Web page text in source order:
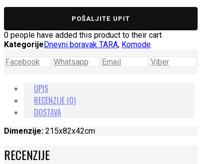
POŠALJITE UPIT
0 people have added this product to their cart
KategorijeDnevni boravak TARA, Komode
Facebook
Whatsapp Email Viber
OPIS
RECENZIJE (0)
DOSTAVA
Dimenzije: 215x82x42cm
RECENZIJE